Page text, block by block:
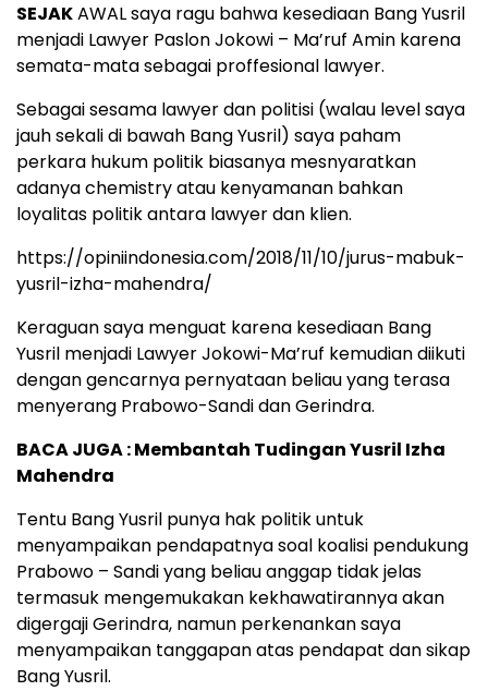
SEJAKAWAL saya ragu bahwa kesediaan Bang Yusril
menjadi Lawyer Paslon Jokowi – Ma’ruf Amin karena
semata-mata sebagai proffesional lawyer.
Sebagai sesama lawyer dan politisi (walau level saya
jauh sekali di bawah Bang Yusril) saya paham
perkara hukum politik biasanya mesnyaratkan
adanya chemistry atau kenyamanan bahkan
loyalitas politik antara lawyer dan klien.
https://opiniindonesia.com/2018/11/10/jurus-mabuk-
yusril-izha-mahendra/
Keraguan saya menguat karena kesediaan Bang
Yusril menjadi Lawyer Jokowi-Ma’ruf kemudian diikuti
dengan gencarnya pernyataan beliau yang terasa
menyerang Prabowo-Sandi dan Gerindra.
BACA JUGA :Membantah Tudingan Yusril Izha
Mahendra
Tentu Bang Yusril punya hak politik untuk
menyampaikan pendapatnya soal koalisi pendukung
Prabowo – Sandi yang beliau anggap tidak jelas
termasuk mengemukakan kekhawatirannya akan
digergaji Gerindra, namun perkenankan saya
menyampaikan tanggapan atas pendapat dan sikap
Bang Yusril.